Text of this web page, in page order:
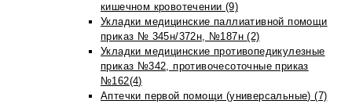
кишечном кровотечении (9)
Укладки медицинские паллиативной помощи
приказ № 345н/372н, №187н (2)
Укладки медицинские противопедикулезные
приказ №342, противочесоточные приказ
№162(4)
Аптечки первой помощи (универсальные) (7)